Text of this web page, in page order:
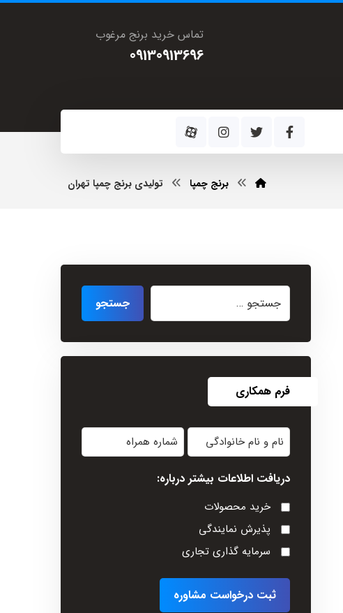
تماس خرید برنج مرغوب
09130913696
برنج چمپا تولیدی برنج چمپا تهران
فرم همکاری
نام
و
نام
خانوادگی
(Required)
شماره
همراه
دریافت اطلاعات بیشتر درباره:
خرید محصولات
پذیرش نمایندگی
سرمایه گذاری تجاری